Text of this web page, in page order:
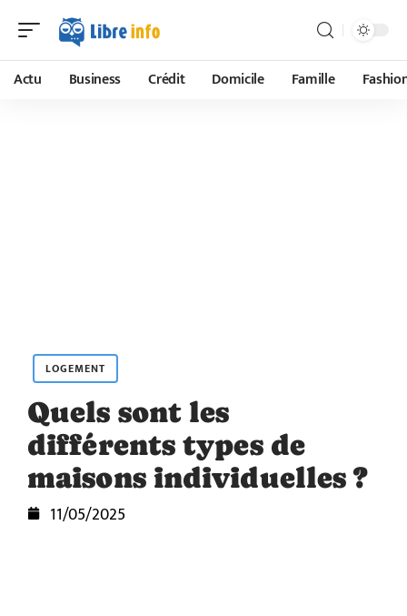
Actu Business Crédit Domicile Famille
LOGEMENT
Quels sont les
différents types de
maisons individuelles ?
11/05/2025